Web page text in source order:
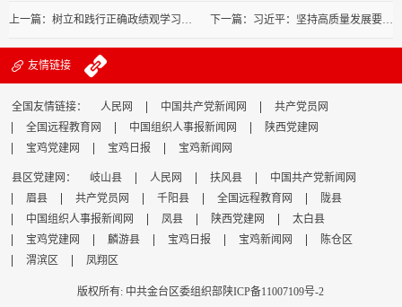
上一篇：树立和践行正确政绩观学习教育中央指导组工作座谈会暨继续派出中央指导组培训会议召开 下一篇：习近平：坚持高质量发展要成为领导干部政绩观的重要内容
友情链接
全国友情链接： 人民网 中国共产党新闻网
共产党员网
全国远程教育网
中国组织人事报新闻网
陕西党建网
宝鸡党建网
宝鸡日报 宝鸡新闻网
县区党建网： 岐山县 人民网 扶风县
中国共产党新闻网
眉县
共产党员网 千阳县 全国远程教育网
陇县
中国组织人事报新闻网
凤县 陕西党建网
太白县
宝鸡党建网
麟游县 宝鸡日报 宝鸡新闻网
陈仓区
渭滨区
凤翔区
版权所有: 中共金台区委组织部陕ICP备11007109号-2